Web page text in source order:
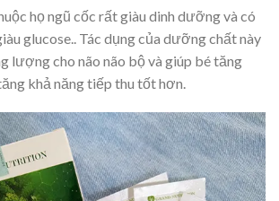
họ ngũ cốc rất giàu dinh dưỡng và có
glucose.. Tác dụng của dưỡng chất này
lượng cho não não bộ và giúp bé tăng
khả năng tiếp thu tốt hơn.